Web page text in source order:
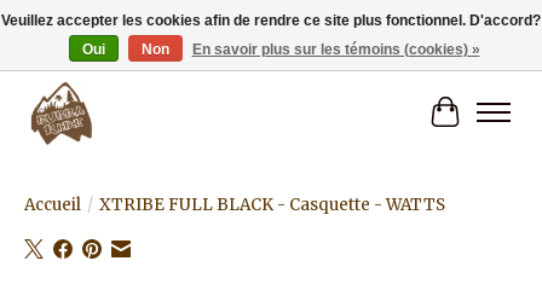
Livraison gratuite à partir de 80€.
Panier
Accueil / XTRIBE FULL BLACK - Casquette - WATTS
Veuillez accepter les cookies afin de rendre ce site plus fonctionnel. D'accord?
Oui
Non En savoir plus sur les témoins (cookies) »